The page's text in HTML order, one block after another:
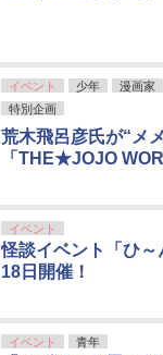
イベント 少年
漫画家
特別企画
荒木飛呂彦氏が“メ
「THE★JOJO
イベント
怪談イベント「ひ～
18日開催！
イベント 青年